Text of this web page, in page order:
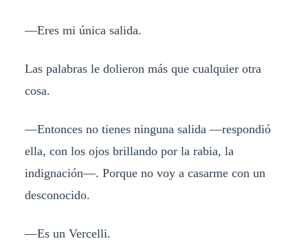
—Eres mi única salida.
Las palabras le dolieron más que cualquier otra
cosa.
—Entonces no tienes ninguna salida —respondió
ella, con los ojos brillando por la rabia, la
indignación—. Porque no voy a casarme con un
desconocido.
—Es un Vercelli.